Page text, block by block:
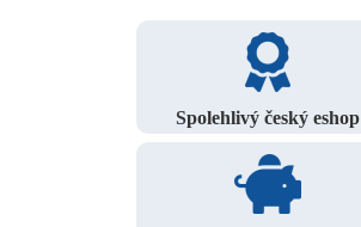
Spolehlivý český eshop